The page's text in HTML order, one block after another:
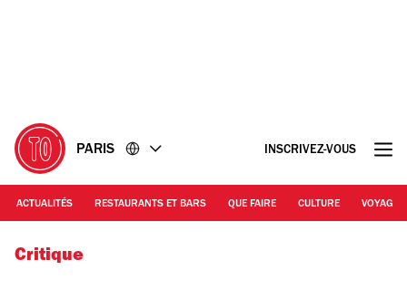
PARIS INSCRIVEZ-VOUS
ACTUALITÉS RESTAURANTS ET BARS QUE FAIRE CULTURE VOYAGE
© Ursula Schulz-Dornburg
Critique